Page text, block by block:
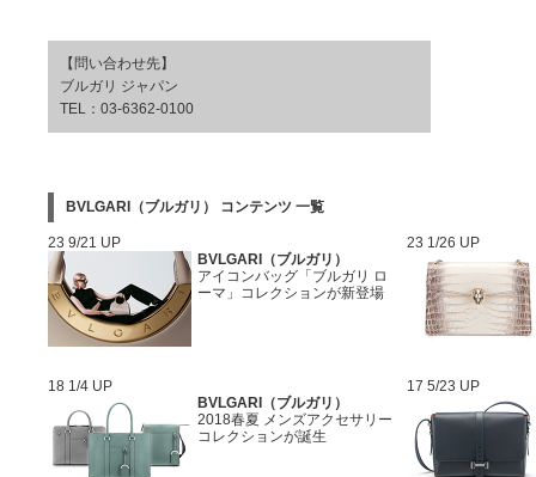
【問い合わせ先】
ブルガリ ジャパン
TEL：03-6362-0100
BVLGARI（ブルガリ） コンテンツ 一覧
23 9/21 UP
BVLGARI（ブルガリ）
アイコンバッグ「ブルガリ ロ
ーマ」コレクションが新登場
23 1/26 UP
18 1/4 UP
BVLGARI（ブルガリ）
2018春夏 メンズアクセサリー
コレクションが誕生
17 5/23 UP